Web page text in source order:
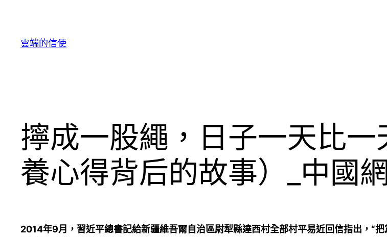
雲端的信使
擰成一股繩，日子一天比一
養心得背后的故事）_中國網
2014年9月，習近平總書記給新疆維吾爾自治區尉犁縣達西村全部村平易近回信指出，“